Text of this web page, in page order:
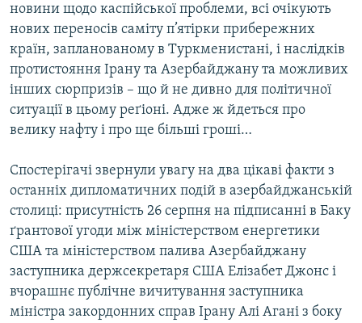
МУЛЬТИМЕДІА
ФОТО
СПЕЦПРОЄКТИ
ПОДКАСТИ
РУС
УКР
КТАТ
ДОЛУЧАЙСЯ!
новини щодо каспійської проблеми, всі очікують
нових переносів саміту п’ятірки прибережних
країн, запланованому в Туркменистані, і наслідків
протистояння Ірану та Азербайджану та можливих
інших сюрпризів – що й не дивно для політичної
ситуації в цьому реґіоні. Адже ж йдеться про
велику нафту і про ще більші гроші…
Спостерігачі звернули увагу на два цікаві факти з
останніх дипломатичних подій в азербайджанській
столиці: присутність 26 серпня на підписанні в Баку
ґрантової угоди між міністерством енергетики
США та міністерством палива Азербайджану
заступника держсекретаря США Елізабет Джонс і
вчорашнє публічне вичитування заступника
міністра закордонних справ Ірану Алі Агані з боку